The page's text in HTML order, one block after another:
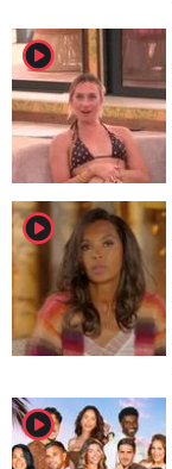
player2
player2
player2